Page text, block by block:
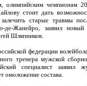
олимпийским чемпионам
стоит дать
старые травмы
Жанейро, заявил новый
Шляпников.
федерации
тренера мужской
специалист заявил
омоложение состава.